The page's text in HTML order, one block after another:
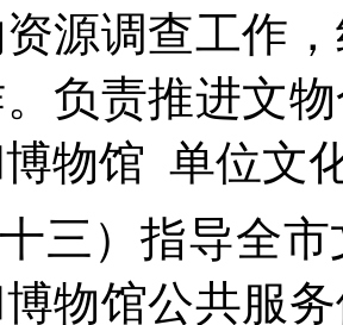
源调查工作
负责推进文
物馆 单位文
十三）指导全
物馆公共服